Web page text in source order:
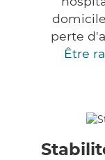
perte
Être